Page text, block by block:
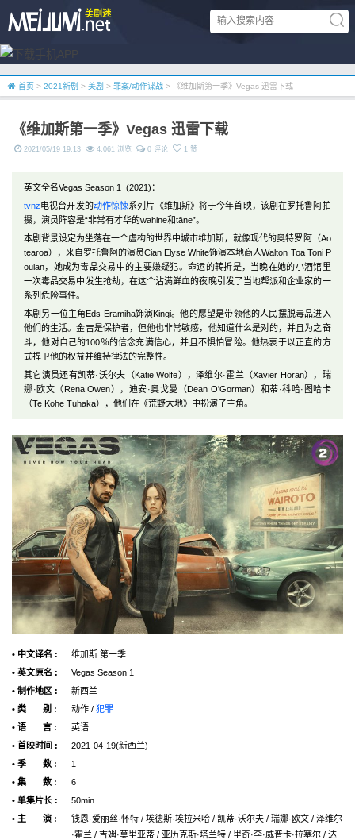
首页 > 2021新剧 > 美剧 > 罪案/动作谍战 > 《维加斯第一季》Vegas 迅雷下载
《维加斯第一季》Vegas 迅雷下载
2021/05/19 19:13 4,061 浏览 0 评论 1 赞
英文全名Vegas Season 1 (2021)：
tvnz电视台开发的动作惊悚系列片《维加斯》将于今年首映，该剧在罗托鲁阿拍
摄，演员阵容是“非常有才华的wahine和tāne”。
本剧背景设定为坐落在一个虚构的世界中城市维加斯，就像现代的奥特罗阿（Ao
tearoa），来自罗托鲁阿的演员Cian Elyse White饰演本地商人Walton Toa Toni P
oulan，她成为毒品交易中的主要嫌疑犯。命运的转折是，当晚在她的小酒馆里
一次毒品交易中发生抢劫，在这个沾满鲜血的夜晚引发了当地帮派和企业家的一
系列危险事件。
本剧另一位主角Eds Eramiha饰演Kingi。他的愿望是带领他的人民摆脱毒品进入
他们的生活。金吉是保护者，但他也非常敏感，他知道什么是对的，并且为之奋
斗，他对自己的100％的信念充满信心，并且不惧怕冒险。他热衷于以正直的方
式捍卫他的权益并维持律法的完整性。
其它演员还有凯蒂·沃尔夫（Katie Wolfe），泽维尔·霍兰（Xavier Horan），瑞
娜·欧文（Rena Owen），迪安·奥戈曼（Dean O'Gorman）和蒂·科哈·图哈卡
（Te Kohe Tuhaka），他们在《荒野大地》中扮演了主角。
• 中文译名 :
维加斯 第一季
• 英文原名 :
Vegas Season 1
• 制作地区 :
新西兰
• 类 别 :
动作 / 犯罪
• 语 言 :
英语
• 首映时间 :
2021-04-19(新西兰)
• 季 数 :
1
• 集 数 :
6
• 单集片长 :
50min
• 主 演 :
钱恩·爱丽丝·怀特 / 埃德斯·埃拉米哈 / 凯蒂·沃尔夫 / 瑞娜·欧文 / 泽维尔
·霍兰 / 吉姆·莫里亚蒂 / 亚历克斯·塔兰特 / 里奇·李·威普卡·拉塞尔 / 达